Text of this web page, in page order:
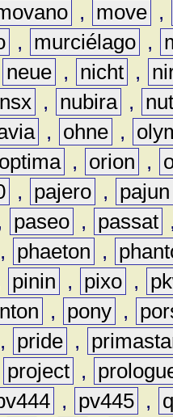
, move ,
, murciélago ,
neue , nicht ,
nsx , nubira ,
, ohne ,
optima , orion ,
, pajero ,
pajun
paseo , passat
, phaeton ,
pinin , pixo ,
, pony ,
, pride ,
project ,
, pv445 ,